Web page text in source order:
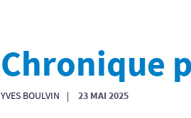
Chronique
YVES BOULVIN 23 MAI 2025